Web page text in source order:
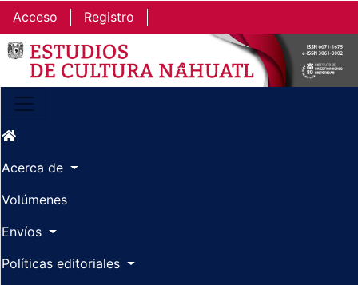
Ir al contenido principal
Ir al menú de navegación principal
Ir al pie de página del sitio
Acceso Registro
Acerca de
Volúmenes
Envíos
Políticas editoriales